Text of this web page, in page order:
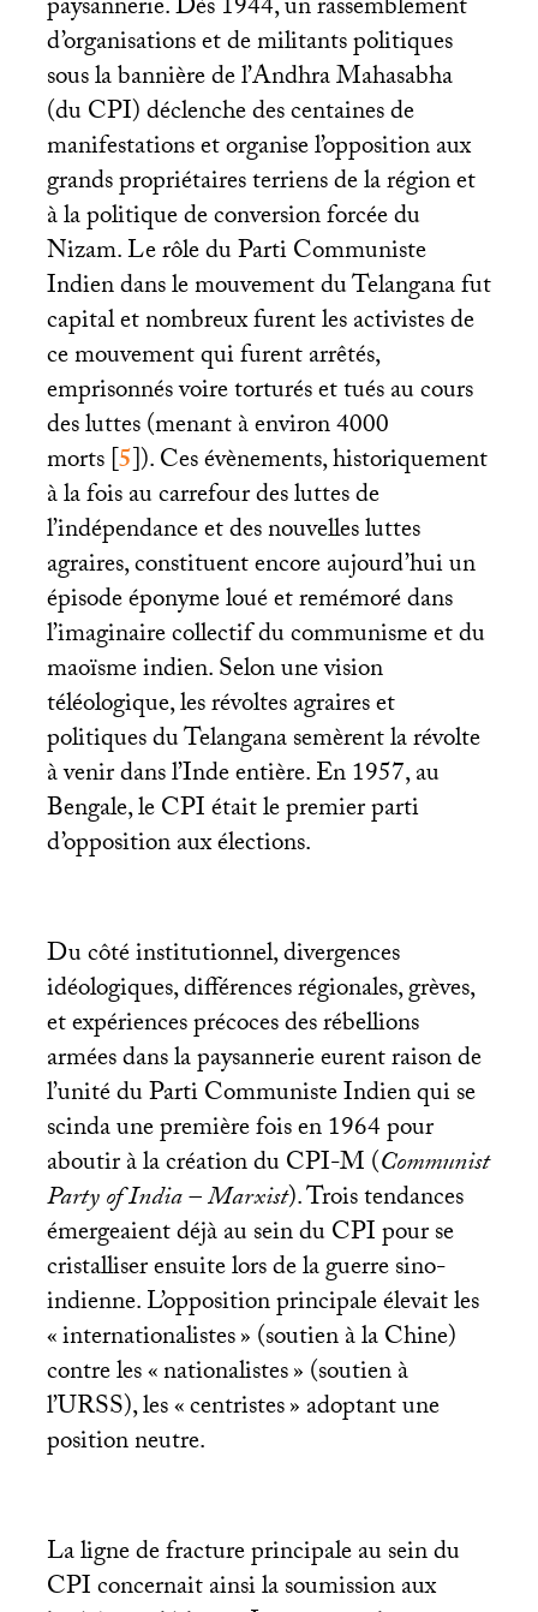
paysannerie. Dès 1944, un rassemblement
d’organisations et de militants politiques
sous la bannière de l’Andhra Mahasabha
(duCPI) déclenche des centaines de
manifestations et organise l’opposition aux
grands propriétaires terriens de la région et
à la politique de conversion forcée du
Nizam. Le rôle du Parti Communiste
Indien dans le mouvement du Telangana fut
capital et nombreux furent les activistes de
ce mouvement qui furent arrêtés,
emprisonnés voire torturés et tués au cours
des luttes (menant à environ 4000
morts[5]). Ces évènements, historiquement
à la fois au carrefour des luttes de
l’indépendance et des nouvelles luttes
agraires, constituent encore aujourd’hui un
épisode éponyme loué et remémoré dans
l’imaginaire collectif du communisme et du
maoïsme indien. Selon une vision
téléologique, les révoltes agraires et
politiques du Telangana semèrent la révolte
à venir dans l’Inde entière. En 1957, au
Bengale, leCPIétait le premier parti
d’opposition aux élections.
Du côté institutionnel, divergences
idéologiques, différences régionales, grèves,
et expériences précoces des rébellions
armées dans la paysannerie eurent raison de
l’unité du Parti Communiste Indien qui se
scinda une première fois en 1964 pour
aboutir à la création duCPI-M (Communist
Party of India – Marxist). Trois tendances
émergeaient déjà au sein duCPIpour se
cristalliser ensuite lors de la guerre sino-
indienne. L’opposition principale élevait les
«internationalistes» (soutien à la Chine)
contre les «nationalistes» (soutien à
l’URSS), les «centristes» adoptant une
position neutre.
La ligne de fracture principale au sein du
CPIconcernait ainsi la soumission aux